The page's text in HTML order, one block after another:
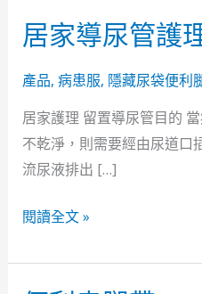
居家導尿管護
產品, 病患服, 隱藏尿袋便利
居家護理 留置導尿管目的
不乾淨，則需要經由尿道口
流尿液排出 […]
閱讀全文 »